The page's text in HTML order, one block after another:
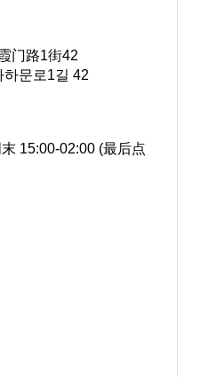
门路1街42
문로1길 42
15:00-02:00 (最后点